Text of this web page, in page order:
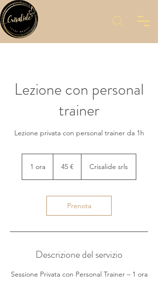
Lezione con personal
trainer
Lezione privata con personal trainer da 1h
1 ora 45 € Crisalide srls
Prenota
Descrizione del servizio
Sessione Privata con Personal Trainer – 1 ora